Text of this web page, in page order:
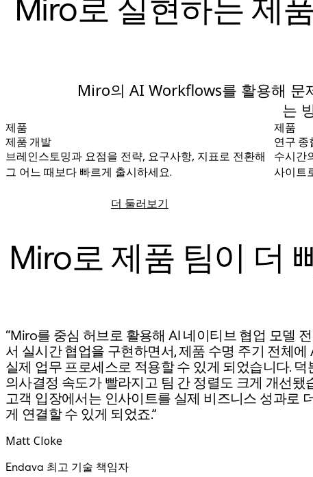
웨비나
Reforge 학습
블로그
요금제
Miro의 AI Workflows를 활용해 문
는
제품
제품 개발
브레인스토밍과 요점을 전략, 요구사항, 지표로 전환해
그 어느 때보다 빠르게 출시하세요.
더 둘러보기
제품 개발
제품
연구 종
수시간
사이트
Miro로 제품 팀이 더
“Miro를 중심 허브로 활용해 AI 네이티브 협업 모델
서 실시간 협업을 구현하면서, 제품 수명 주기 전체에
실제 업무 프로세스로 적용할 수 있게 되었습니다. 덕
의사결정 속도가 빨라지고 팀 간 정렬도 크게 개선됐
고객 입장에서는 인사이트를 실제 비즈니스 성과로
게 연결할 수 있게 되었죠.”
Matt Cloke
Endava 최고 기술 책임자